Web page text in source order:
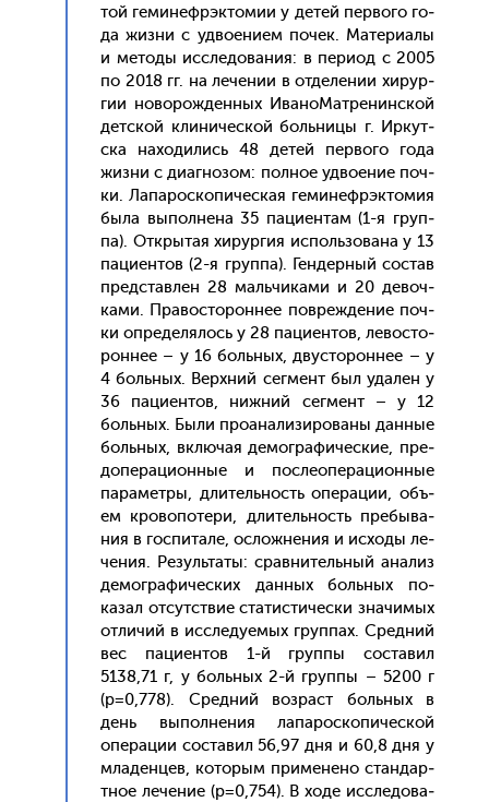
той ге­минеф­рэкто­мии у де­тей пер­во­го го­
да жиз­ни с уд­во­ени­ем по­чек. Ма­тери­алы
и ме­тоды ис­сле­дова­ния: в пе­ри­од с 2005
по 2018 гг. на ле­чении в от­де­лении хи­рур­
гии но­ворож­денных Ива­ноМат­ре­нин­ской
дет­ской кли­ничес­кой боль­ни­цы г. Ир­кут­
ска на­ходи­лись 48 де­тей пер­во­го го­да
жиз­ни с ди­аг­но­зом: пол­ное уд­во­ение поч­
ки. Ла­парос­ко­пичес­кая ге­минеф­рэкто­мия
бы­ла вы­пол­не­на 35 па­ци­ен­там (1-я груп­
па). От­кры­тая хи­рур­гия ис­поль­зо­вана у 13
па­ци­ен­тов (2-я груп­па). Ген­дерный сос­тав
пред­став­лен 28 маль­чи­ками и 20 де­воч­
ка­ми. Пра­вос­то­рон­нее пов­режде­ние поч­
ки оп­ре­деля­лось у 28 па­ци­ен­тов, ле­вос­то­
рон­нее – у 16 боль­ных, двус­то­рон­нее – у
4 боль­ных. Вер­хний сег­мент был уда­лен у
36 па­ци­ен­тов, ниж­ний сег­мент – у 12
боль­ных. Бы­ли про­ана­лизи­рова­ны дан­ные
боль­ных, вклю­чая де­мог­ра­фичес­кие, пре­
допе­раци­он­ные и пос­ле­опе­раци­он­ные
па­рамет­ры, дли­тель­ность опе­рации, объ­
ем кро­вопо­тери, дли­тель­ность пре­быва­
ния в гос­пи­тале, ос­ложне­ния и ис­хо­ды ле­
чения. Ре­зуль­та­ты: срав­ни­тель­ный ана­лиз
де­мог­ра­фичес­ких дан­ных боль­ных по­
казал от­сутс­твие ста­тис­ти­чес­ки зна­чимых
от­ли­чий в ис­сле­ду­емых груп­пах. Сред­ний
вес па­ци­ен­тов 1-й груп­пы сос­та­вил
5138,71 г, у боль­ных 2-й груп­пы – 5200 г
(р=0,778). Сред­ний воз­раст боль­ных в
день вы­пол­не­ния ла­парос­ко­пичес­кой
опе­рации сос­та­вил 56,97 дня и 60,8 дня у
мла­ден­цев, ко­торым при­мене­но стан­дар­
тное ле­чение (р=0,754). В хо­де ис­сле­дова­